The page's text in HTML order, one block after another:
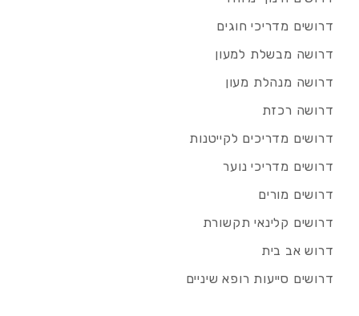
דרושים מדריכי חוגים
דרושה מבשלת למעון
דרושה מנהלת מעון
דרושה רכזת
דרושים מדריכים לקייטנות
דרושים מדריכי נוער
דרושים מורים
דרושים קלינאי תקשורת
דרוש אב בית
דרושים סייעות רופא שיניים